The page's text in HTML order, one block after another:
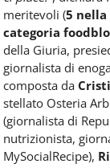
meritevoli (5 nella
categoria
della Giuria,
giornalista di
composta da
stellato Osteria
(giornalista di
nutrizionista,
MySocialRecipe),